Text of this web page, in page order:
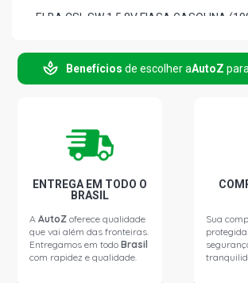
ELBA CSL SW 1.5 8V FIASA GASOLINA
ELBA S SW 1.5 8V FIASA GASOLINA (1988
ELBA CS SW 1.5 8V SEVEL GASOLINA
ELBA S SW 1.5 8V SEVEL GASOLINA
Benefícios de escolher aAutoZ
ENTREGA EM TODO O
BRASIL
AAutoZ oferece qualidade
que vai além das fronteiras.
Entregamos em todoBrasil
com rapidez e qualidade.
Sua